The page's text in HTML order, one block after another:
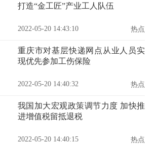
打造“金工匠”产业工人队伍
2022-05-20 14:43:10 热点
重庆市对基层快递网点从业人员实
现优先参加工伤保险
2022-05-20 14:40:32 热点
我国加大宏观政策调节力度 加快推
进增值税留抵退税
2022-05-20 14:40:15 热点